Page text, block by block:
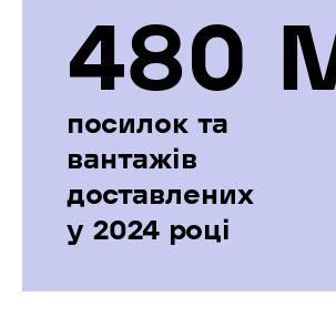
480
посилок та
вантажів
доставлених
у 2024 році